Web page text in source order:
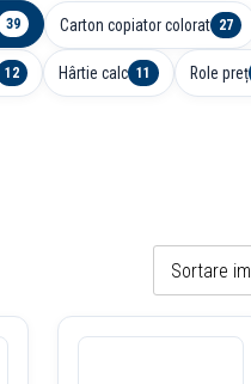
39 Carton copiator colorat 27
12 Hârtie calc 11 Role preț